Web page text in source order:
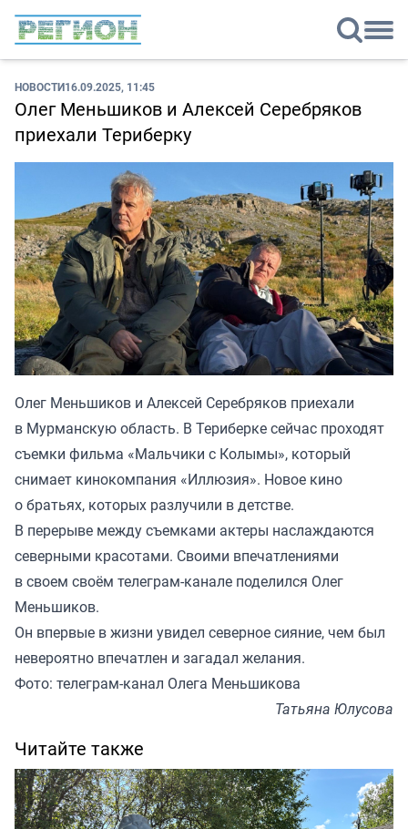
НОВОСТИ16.09.2025, 11:45
Олег Меньшиков и Алексей Серебряков
приехали Териберку
Олег Меньшиков и Алексей Серебряков приехали
в Мурманскую область. В Териберке сейчас проходят
съемки фильма «Мальчики с Колымы», который
снимает кинокомпания «Иллюзия». Новое кино
о братьях, которых разлучили в детстве.
В перерыве между съемками актеры наслаждаются
северными красотами. Своими впечатлениями
в своем своём телеграм-канале поделился Олег
Меньшиков.
Он впервые в жизни увидел северное сияние, чем был
невероятно впечатлен и загадал желания.
Фото: телеграм-канал Олега Меньшикова
Татьяна Юлусова
Читайте также